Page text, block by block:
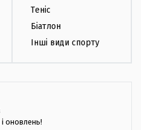
Теніс
Біатлон
Інші види спорту
і оновлень!